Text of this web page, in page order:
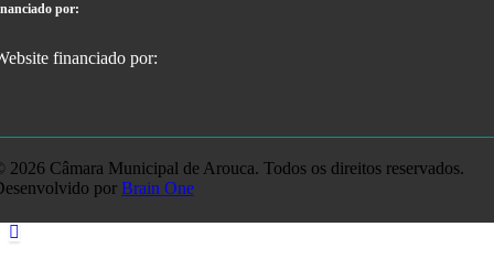
por:
2026 Câmara Municipal de Arouca. Todos os direitos reservados.
por Brain One